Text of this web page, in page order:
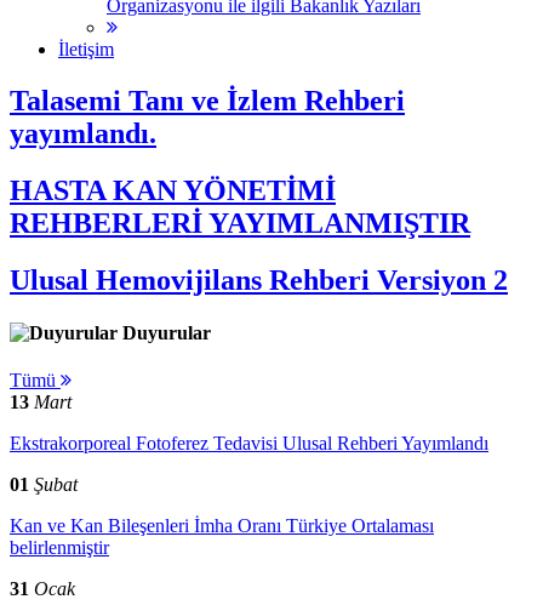
Organizasyonu ile ilgili Bakanlık Yazıları
İletişim
Talasemi Tanı ve İzlem Rehberi
yayımlandı.
HASTA KAN YÖNETİMİ
REHBERLERİ YAYIMLANMIŞTIR
Ulusal Hemovijilans Rehberi Versiyon 2
Duyurular
Tümü
13 Mart
Ekstrakorporeal Fotoferez Tedavisi Ulusal Rehberi Yayımlandı
01 Şubat
Kan ve Kan Bileşenleri İmha Oranı Türkiye Ortalaması
belirlenmiştir
31 Ocak